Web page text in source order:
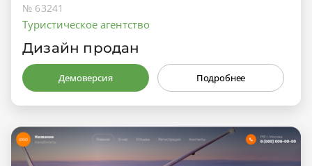
№ 63241
Туристическое агентство
Дизайн продан
Демоверсия Подробнее